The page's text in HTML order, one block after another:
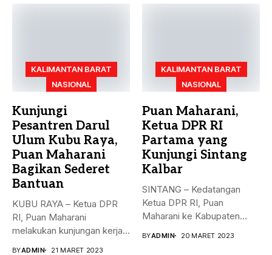
KALIMANTAN BARAT
NASIONAL
Kunjungi
Pesantren Darul
Ulum Kubu Raya,
Puan Maharani
Bagikan Sederet
Bantuan
KUBU RAYA – Ketua DPR
RI, Puan Maharani
melakukan kunjungan kerja
BYADMIN 21 MARET 2023
KALIMANTAN BARAT
NASIONAL
Puan Maharani,
Ketua DPR RI
Partama yang
Kunjungi Sintang
Kalbar
SINTANG – Kedatangan
Ketua DPR RI, Puan
Maharani ke Kabupaten
BYADMIN 20 MARET 2023